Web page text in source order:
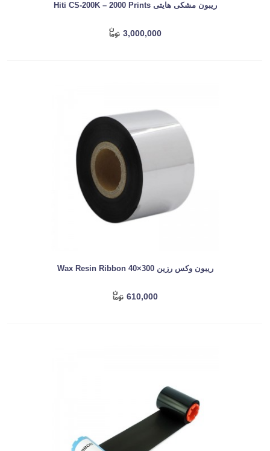
ریبون مشکی هایتی Hiti CS-200K – 2000 Prints
3,000,000
ریبون وکس رزین Wax Resin Ribbon 40×300
610,000